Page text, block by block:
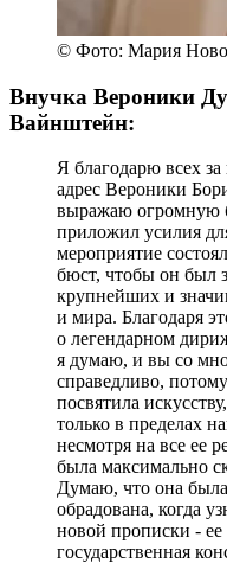
© Фото: Мария
Внучка Вероники
Вайнштейн:
Я благодарю всех
адрес Вероники
выражаю огромную
приложил усилия
мероприятие
бюст, чтобы он был
крупнейших и
и мира. Благодаря
о легендарном
я думаю, и вы со
справедливо,
посвятила
только в пределах
несмотря на все ее
была максимально
Думаю, что она
обрадована, когда
новой прописки -
государственная